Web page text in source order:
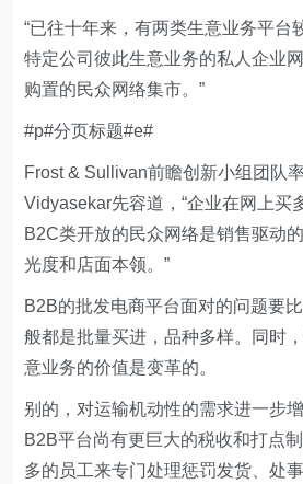
“已往十年来，有两类生意业务平台
特定公司彼此生意业务的私人企业
购置的民众网络集市。”
#p#分页标题#e#
Frost & Sullivan前瞻创新小组团队
Vidyasekar先容道，“企业在网上买
B2C类开放的民众网络是销售驱动
光度和店面本领。”
B2B的批发电商平台面对的问题要
般都是批量买进，品种多样。同时
意业务的价值是变革的。
别的，对运输机动性的需求进一步
B2B平台尚有更巨大的税收和打点
多的员工来专门处理惩罚发货、处